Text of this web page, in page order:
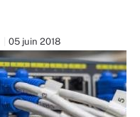
05 juin 2018